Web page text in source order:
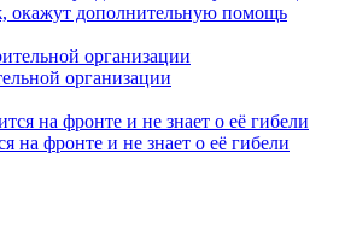
окажут дополнительную помощь
организации
фронте и не знает о её гибели